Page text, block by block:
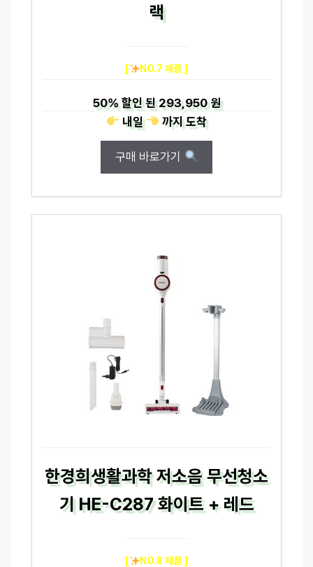
랙
[ NO.7 제품 ]
50%할인 된293,950 원
내일
까지도착
구매 바로가기
한경희생활과학 저소음 무선청소
기 HE-C287 화이트 + 레드
[ NO.8 제품 ]